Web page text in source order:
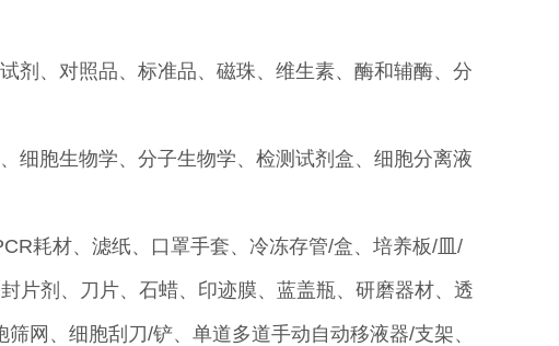
剂、对照品、标准品、磁珠、维生素、酶和辅酶、分
细胞生物学、分子生物学、检测试剂盒、细胞分离液
耗材、滤纸、口罩手套、冷冻存管/盒、培养板/皿/
片剂、刀片、石蜡、印迹膜、蓝盖瓶、研磨器材、透
网、细胞刮刀/铲、单道多道手动自动移液器/支架、